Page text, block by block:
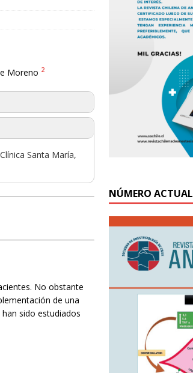
Moreno 2
Santa María,
No obstante
de una
han sido estudiados
NÚMERO ACTUAL